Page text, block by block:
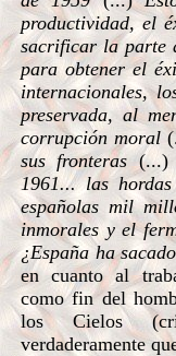
productividad, el
sacrificar la parte
para obtener el
internacionales,
preservada, al
corrupción moral
sus fronteras (...)
1961... las
españolas mil
inmorales y el
¿España ha
en cuanto al
como fin del
los Cielos
verdaderamente